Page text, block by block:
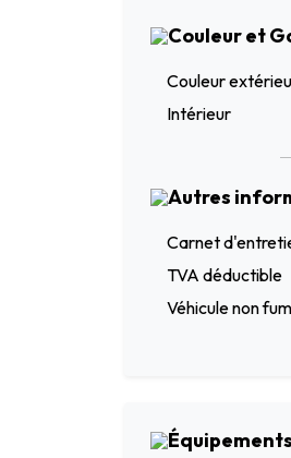
Couleur et
Couleur
Intérieur
Autres
Carnet
TVA déductible
Véhicule non
Équipements